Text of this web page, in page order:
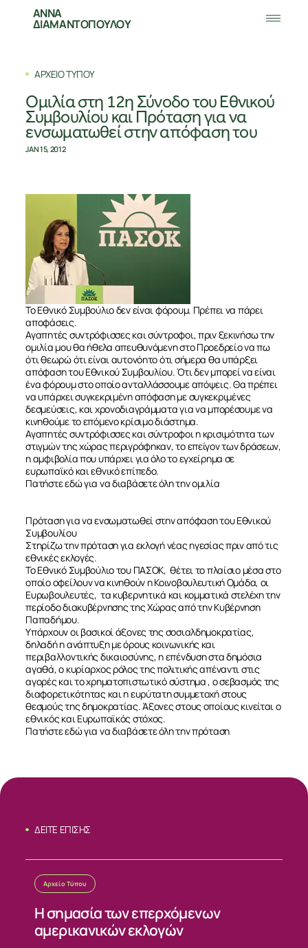
ΣΧΕΤΙΚΑ
ΝΕΑ
ΑΝΝΑ
ΔΙΑΜΑΝΤΟΠΟΥΛΟΥ
ΑΡΧΕΙΟ ΤΥΠΟΥ
Ομιλία στη 12η Σύνοδο του Εθνικού
Συμβουλίου και Πρόταση για να
ενσωματωθεί στην απόφαση του
JAN 15, 2012
Το Εθνικό Συμβούλιο δεν είναι φόρουμ. Πρέπει να πάρει
αποφάσεις.
Αγαπητές συντρόφισσες και σύντροφοι, πριν ξεκινήσω την
ομιλία μου θα ήθελα απευθυνόμενη στο Προεδρείο να πω
ότι θεωρώ ότι είναι αυτονόητο ότι σήμερα θα υπάρξει
απόφαση του Εθνικού Συμβουλίου. Ότι δεν μπορεί να είναι
ένα φόρουμ στο οποίο ανταλλάσσουμε απόψεις. Θα πρέπει
να υπάρχει συγκεκριμένη απόφαση με συγκεκριμένες
δεσμεύσεις, και χρονοδιαγράμματα για να μπορέσουμε να
κινηθούμε το επόμενο κρίσιμο διάστημα.
Αγαπητές συντρόφισσες και σύντροφοι η κρισιμότητα των
στιγμών της χώρας περιγράφηκαν, το επείγον των δράσεων,
η αμφιβολία που υπάρχει για όλο το εγχείρημα σε
ευρωπαϊκό και εθνικό επίπεδο.
Πατήστεεδώγια να διαβάσετε όλη την ομιλία
Πρόταση για να ενσωματωθεί στην απόφαση του Εθνικού
Συμβουλίου
Στηρίζω την πρόταση για εκλογή νέας ηγεσίας πριν από τις
εθνικές εκλογές.
Το Εθνικό Συμβούλιο του ΠΑΣΟΚ, θέτει το πλαίσιο μέσα στο
οποίο οφείλουν να κινηθούν η Κοινοβουλευτική Ομάδα, οι
Ευρωβουλευτές, τα κυβερνητικά και κομματικά στελέχη την
περίοδο διακυβέρνησης της Χώρας από την Κυβέρνηση
Παπαδήμου.
Υπάρχουν οι βασικοί άξονες της σοσιαλδημοκρατίας,
δηλαδή η ανάπτυξη με όρους κοινωνικής και
περιβαλλοντικής δικαιοσύνης, η επένδυση στα δημόσια
αγαθά, ο κυρίαρχος ρόλος της πολιτικής απέναντι στις
αγορές και το χρηματοπιστωτικό σύστημα , ο σεβασμός της
διαφορετικότητας και η ευρύτατη συμμετοχή στους
θεσμούς της δημοκρατίας. Άξονες στους οποίους κινείται ο
εθνικός και Ευρωπαϊκός στόχος.
Πατήστεεδώγια να διαβάσετε όλη την πρόταση
ΔΕΙΤΕ ΕΠΙΣΗΣ
Αρχείο Τύπου
Η σημασία των επερχόμενων
αμερικανικών εκλογών